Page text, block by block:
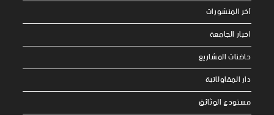
آخر المنشورات
اخبار الجامعة
حاضنات المشاريع
دار المقاولاتية
مستودع الوثائق